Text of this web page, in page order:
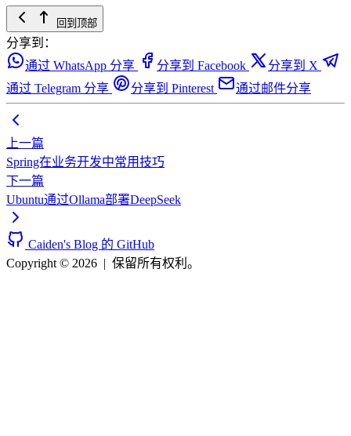
回到顶部
分享到：
通过 WhatsApp 分享
分享到 Facebook
分享到 X
通过 Telegram 分享
分享到 Pinterest 通过邮件分享
上一篇
Spring在业务开发中常用技巧
下一篇
Ubuntu通过Ollama部署DeepSeek
Caiden's Blog 的 GitHub
Copyright © 2026 | 保留所有权利。